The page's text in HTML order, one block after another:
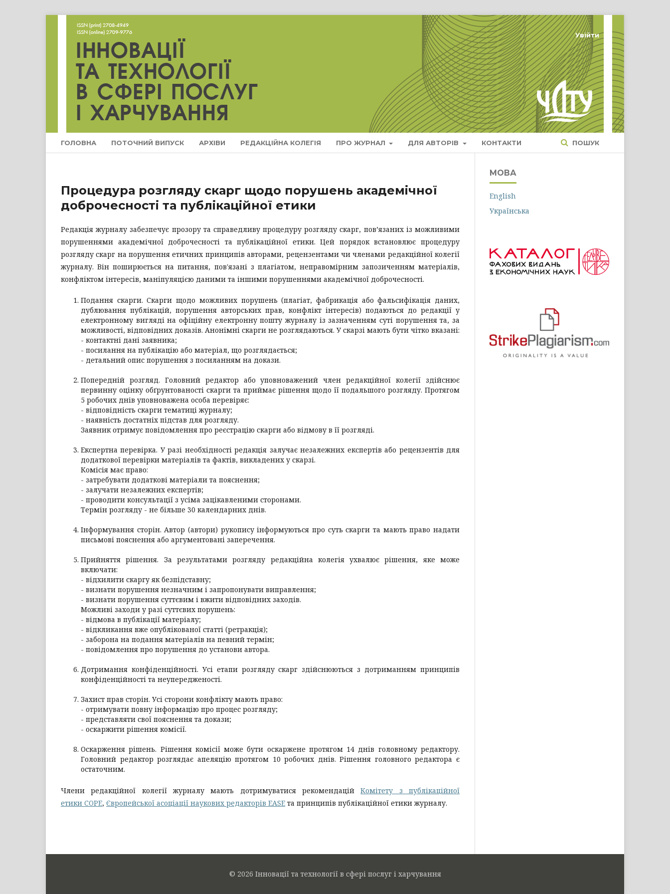
ГОЛОВНА ПОТОЧНИЙ ВИПУСК АРХІВИ РЕДАКЦІЙНА КОЛЕГІЯ ПРО ЖУРНАЛ ДЛЯ АВТОРІВ КОНТАКТИ ПОШУК
Увійти
Процедура розгляду скарг щодо порушень академічної
доброчесності та публікаційної етики
Редакція журналу забезпечує прозору та справедливу процедуру розгляду скарг, пов’язаних із можливими
порушеннями академічної доброчесності та публікаційної етики. Цей порядок встановлює процедуру
розгляду скарг на порушення етичних принципів авторами, рецензентами чи членами редакційної колегії
журналу. Він поширюється на питання, пов'язані з плагіатом, неправомірним запозиченням матеріалів,
конфліктом інтересів, маніпуляцією даними та іншими порушеннями академічної доброчесності.
Подання скарги. Скарги щодо можливих порушень (плагіат, фабрикація або фальсифікація даних,
дублювання публікацій, порушення авторських прав, конфлікт інтересів) подаються до редакції у
електронному вигляді на офіційну електронну пошту журналу із зазначенням суті порушення та, за
можливості, відповідних доказів. Анонімні скарги не розглядаються. У скарзі мають бути чітко вказані:
- контактні дані заявника;
- посилання на публікацію або матеріал, що розглядається;
- детальний опис порушення з посиланням на докази.
Попередній розгляд. Головний редактор або уповноважений член редакційної колегії здійснює
первинну оцінку обґрунтованості скарги та приймає рішення щодо її подальшого розгляду. Протягом
5 робочих днів уповноважена особа перевіряє:
- відповідність скарги тематиці журналу;
- наявність достатніх підстав для розгляду.
Заявник отримує повідомлення про реєстрацію скарги або відмову в її розгляді.
Експертна перевірка. У разі необхідності редакція залучає незалежних експертів або рецензентів для
додаткової перевірки матеріалів та фактів, викладених у скарзі.
Комісія має право:
- затребувати додаткові матеріали та пояснення;
- залучати незалежних експертів;
- проводити консультації з усіма зацікавленими сторонами.
Термін розгляду - не більше 30 календарних днів.
Інформування сторін. Автор (автори) рукопису інформуються про суть скарги та мають право надати
письмові пояснення або аргументовані заперечення.
Прийняття рішення. За результатами розгляду редакційна колегія ухвалює рішення, яке може
включати:
- відхилити скаргу як безпідставну;
- визнати порушення незначним і запропонувати виправлення;
- визнати порушення суттєвим і вжити відповідних заходів.
Можливі заходи у разі суттєвих порушень:
- відмова в публікації матеріалу;
- відкликання вже опублікованої статті (ретракція);
- заборона на подання матеріалів на певний термін;
- повідомлення про порушення до установи автора.
Дотримання конфіденційності. Усі етапи розгляду скарг здійснюються з дотриманням принципів
конфіденційності та неупередженості.
Захист прав сторін. Усі сторони конфлікту мають право:
- отримувати повну інформацію про процес розгляду;
- представляти свої пояснення та докази;
- оскаржити рішення комісії.
Оскарження рішень. Рішення комісії може бути оскаржене протягом 14 днів головному редактору.
Головний редактор розглядає апеляцію протягом 10 робочих днів. Рішення головного редактора є
остаточним.
Члени редакційної колегії журналу мають дотримуватися рекомендаційКомітету з публікаційної
етики COPE, Європейської асоціації наукових редакторів EASE та принципів публікаційної етики журналу.
МОВА
English
Українська
© 2026 Інновації та технології в сфері послуг і харчування